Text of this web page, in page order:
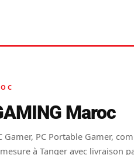
Maroc
Gamer, PC Portable Gamer,
à Tanger avec livraison